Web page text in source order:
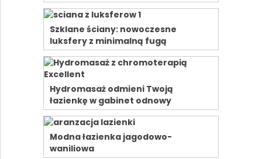
Szklane ściany: nowoczesne
luksfery z minimalną fugą
Hydromasaż odmieni Twoją
łazienkę w gabinet odnowy
Modna łazienka jagodowo-
waniliowa